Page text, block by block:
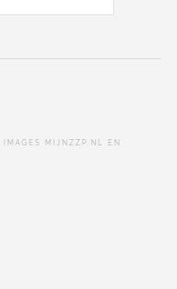
. IMAGES MIJNZZP.NL EN